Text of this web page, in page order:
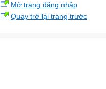
Mở trang đăng nhập
Quay trở lại trang trước